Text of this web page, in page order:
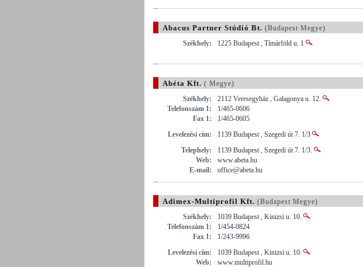
Abacus Partner Stúdió Bt. (Budapest Megye)
Székhely:
1225 Budapest , Tímárföld u. 1
Abéta Kft. ( Megye)
Székhely:
2112 Veresegyház , Galagonya u. 12.
Telefonszám 1:
1/465-0606
Fax 1:
1/465-0605
Levelezési cím:
1139 Budapest , Szegedi út 7. 1/3
Telephely:
1139 Budapest , Szegedi út 7. 1/3.
Web:
www.abeta.hu
E-mail:
office@abeta.hu
Adimex-Multiprofil Kft. (Budapest Megye)
Székhely:
1039 Budapest , Kinizsi u. 10.
Telefonszám 1:
1/454-0824
Fax 1:
1/243-9996
Levelezési cím:
1039 Budapest , Kinizsi u. 10.
Web:
www.multiprofil.hu